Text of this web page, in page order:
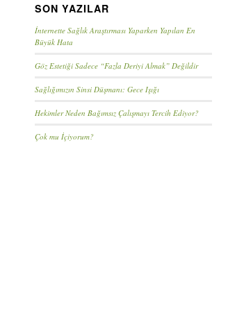
SON YAZILAR
İnternette Sağlık Araştırması Yaparken Yapılan En
Büyük Hata
Göz Estetiği Sadece “Fazla Deriyi Almak” Değildir
Sağlığımızın Sinsi Düşmanı: Gece Işığı
Hekimler Neden Bağımsız Çalışmayı Tercih Ediyor?
Çok mu İçiyorum?